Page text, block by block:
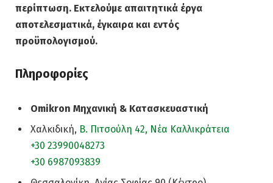
περίπτωση. Εκτελούμε απαιτητικά έργα
αποτελεσματικά, έγκαιρα και εντός
προϋπολογισμού.
Πληροφορίες
Omikron Μηχανική & Κατασκευαστική
Χαλκιδική, Β. Πιτσούλη 42, Νέα Καλλικράτεια
+30 23990048273
+30 6987093839